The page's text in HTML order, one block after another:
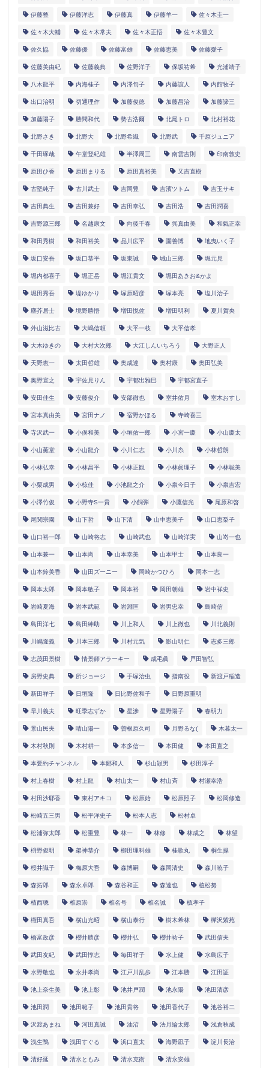
伊藤整 伊藤洋志 伊藤真 伊藤羊一 佐々木圭一
佐々木大輔 佐々木常夫 佐々木正悟 佐々木豊文
佐久協 佐藤優 佐藤富雄 佐藤恵美 佐藤愛子
佐藤美由紀 佐藤義典 佐野洋子 保坂祐希 光浦靖子
八木龍平 内海桂子 内澤旬子 内藤誼人 内館牧子
出口治明 切通理作 加藤俊徳 加藤昌治 加藤諦三
加藤陽子 勝間和代 勢古浩爾 北尾トロ 北村裕花
北野さき 北野大 北野希織 北野武 千原ジュニア
千田琢哉 午堂登紀雄 半澤周三 南雲吉則 印南敦史
原田ひ香 原田まりる 原田真裕美 又吉直樹
古堅純子 古川武士 吉岡豊 吉濱ツトム 吉玉サキ
吉田典生 吉田兼好 吉田幸弘 吉田浩 吉田潤喜
吉野源三郎 名越康文 向後千春 呉真由美 和氣正幸
和田秀樹 和田裕美 品川広平 園善博 地曳いく子
坂口安吾 坂口恭平 坂東誠 城山三郎 堀元見
堀内都喜子 堀正岳 堀江貴文 堀田あきお&かよ
堀田秀吾 堤ゆかり 塚原昭彦 塚本亮 塩川治子
塵芥居士 境野勝悟 増田悦佐 増田明利 夏川賀央
外山滋比古 大嶋信頼 大平一枝 大平信孝
大木ゆきの 大村大次郎 大江しんいちろう 大野正人
天野恵一 太田哲雄 奥成達 奥村康 奥田弘美
奥野宣之 宇佐見りん 宇都出雅巳 宇都宮直子
安田佳生 安藤俊介 安部徹也 室井佑月 室木おすし
宮本真由美 宮田ナノ 宿野かほる 寺崎喜三
寺沢武一 小俣和美 小垣佑一郎 小宮一慶 小山慶太
小山薫堂 小山龍介 小川仁志 小川糸 小林哲朗
小林弘幸 小林昌平 小林正観 小林眞理子 小林聡美
小栗成男 小椋佳 小池龍之介 小泉今日子 小泉吉宏
小澤竹俊 小野寺S一貴 小飼弾 小鷹信光 尾原和啓
尾関宗園 山下哲 山下清 山中恵美子 山口恵梨子
山口裕一郎 山崎将志 山崎武也 山崎洋実 山嵜一也
山本兼一 山本尚 山本幸美 山本甲士 山本良一
山本鈴美香 山田ズーニー 岡崎かつひろ 岡本一志
岡本太郎 岡本敏子 岡本裕 岡田朝雄 岩中祥史
岩崎夏海 岩本武範 岩淵匡 岩男忠幸 島崎信
島田洋七 島田紳助 川上和人 川上徹也 川北義則
川嶋隆義 川本三郎 川村元気 影山明仁 志多三郎
志茂田景樹 情景師アラーキー 成毛眞 戸田智弘
房野史典 所ジョージ 手塚治虫 指南役 新渡戸稲造
新田祥子 日垣隆 日比野佐和子 日野原重明
早川義夫 旺季志ずか 星渉 星野陽子 春明力
景山民夫 晴山陽一 曽根原久司 月野るな( 木暮太一
木村秋則 木村耕一 本多信一 本田健 本田直之
本要約チャンネル 本郷和人 杉山頴男 杉田淳子
村上春樹 村上龍 村山太一 村山斉 村瀬幸浩
村田沙耶香 東村アキコ 松原始 松原照子 松岡修造
松崎五三男 松平洋史子 松本人志 松村卓
松浦弥太郎 松重豊 林一 林修 林成之 林望
枡野俊明 架神恭介 柳田理科雄 桂歌丸 桐生操
桜井識子 梅原大吾 森博嗣 森岡清史 森川暁子
森拓郎 森永卓郎 森谷和正 森達也 植松努
植西聰 椎原崇 椎名号 椎名誠 槙孝子
権田真吾 横山光昭 横山泰行 樹木希林 樺沢紫苑
橋富政彦 櫻井勝彦 櫻井弘 櫻井祐子 武田信夫
武田友紀 武田惇志 毎田祥子 水上健 水島広子
水野敬也 永井孝尚 江戸川乱歩 江本勝 江田証
池上奈生美 池上彰 池井戸潤 池永陽 池田清彦
池田潤 池田範子 池田貴将 池田香代子 池谷裕二
沢渡あまね 河田真誠 油沼 法月綸太郎 浅倉秋成
浅生鴨 浅田すぐる 浜口直太 海野凪子 淀川長治
清好延 清水ともみ 清水克衛 清永安雄